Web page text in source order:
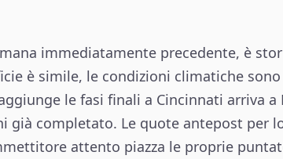
immediatamente precedente, è
è simile, le condizioni climatiche
le fasi finali a Cincinnati arriva a
completato. Le quote antepost per
attento piazza le proprie